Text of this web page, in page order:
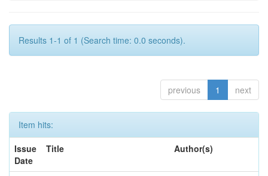
Results 1-1 of 1 (Search time: 0.0 seconds).
previous 1 next
Item hits:
Issue
Date
Title Author(s)